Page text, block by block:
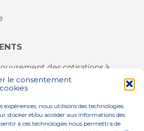
le consentement
expériences, nous utilisons des technologies
stocker et/ou accéder aux informations des
à ces technologies nous permettra de
des cotisations à
: annulation de la
de l’air dans les ERP
sur les dernières évolutions